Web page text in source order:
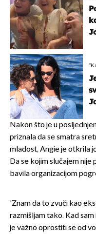
Nakon što je u
priznala da se smatra
mladost, Angie je otkrila
Da se kojim slučajem nije
bavila organizacijom
'Znam da to zvuči kao
razmišljam tako. Kad
je važno oprostiti se od